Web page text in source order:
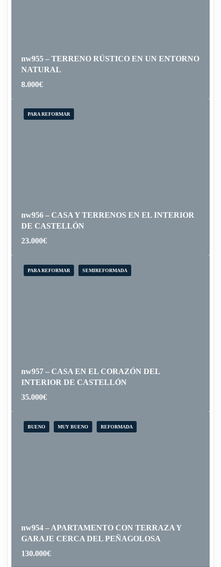
nw955 – TERRENO RÚSTICO EN UN ENTORNO
NATURAL
8.000€
PARA REFORMAR
nw956 – CASA Y TERRENOS EN EL INTERIOR
DE CASTELLÓN
23.000€
PARA REFORMAR SEMIREFORMADA
nw957 – CASA EN EL CORAZÓN DEL
INTERIOR DE CASTELLÓN
35.000€
BUENO MUY BUENO REFORMADA
nw954 – APARTAMENTO CON TERRAZA Y
GARAJE CERCA DEL PEÑAGOLOSA
130.000€